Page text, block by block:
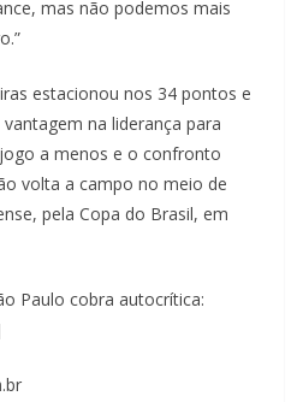
mas não podemos mais
estacionou nos 34 pontos e
na liderança para
a menos e o confronto
volta a campo no meio de
pela Copa do Brasil, em
Paulo cobra autocrítica: